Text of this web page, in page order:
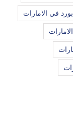
في الامارات